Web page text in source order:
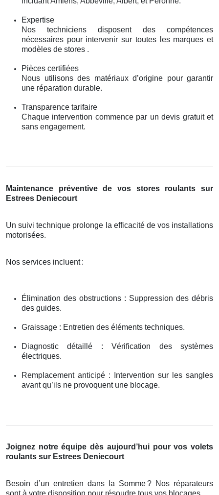
Expertise
Nos techniciens disposent des compétences
nécessaires pour intervenir sur toutes les marques et
modèles de stores .
Pièces certifiées
Nous utilisons des matériaux d’origine pour garantir
une réparation durable.
Transparence tarifaire
Chaque intervention commence par un devis gratuit et
sans engagement.
Maintenance préventive de vos stores roulants sur
Estrees Deniecourt
Un suivi technique prolonge la efficacité de vos installations
motorisées.
Nos services incluent :
Élimination des obstructions : Suppression des débris
des guides.
Graissage : Entretien des éléments techniques.
Diagnostic détaillé : Vérification des systèmes
électriques.
Remplacement anticipé : Intervention sur les sangles
avant qu’ils ne provoquent une blocage.
Joignez notre équipe dès aujourd’hui pour vos volets
roulants sur Estrees Deniecourt
Besoin d’un entretien dans la Somme? Nos réparateurs
sontà votre disposition pour résoudre tous vos blocages.